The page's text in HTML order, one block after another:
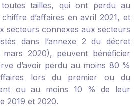
tailles, qui ont perdu au
d’affaires en avril 2021, et
secteurs connexes aux secteurs
dans l’annexe 2 du décret
2020), peuvent bénéficier
d’avoir perdu au moins 80 %
lors du premier ou du
ou au moins 10 % de leur
2019 et 2020.